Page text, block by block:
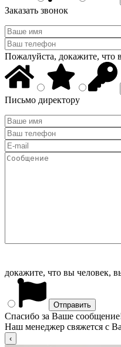
Заказать звонок
Пожалуйста, докажите, что
Письмо директору
докажите, что вы человек,
Спасибо за Ваше
Наш менеджер свяжется с